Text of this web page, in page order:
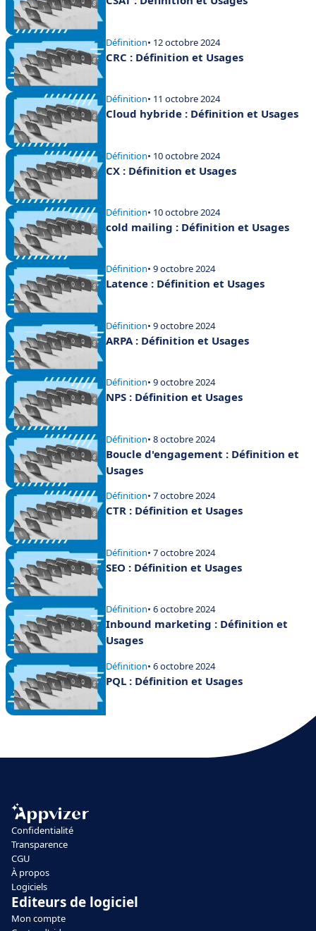
Définition• 12 octobre 2024
CRC : Définition et Usages
Définition• 11 octobre 2024
Cloud hybride : Définition et Usages
Définition• 10 octobre 2024
CX : Définition et Usages
Définition• 10 octobre 2024
cold mailing : Définition et Usages
Définition• 9 octobre 2024
Latence : Définition et Usages
Définition• 9 octobre 2024
ARPA : Définition et Usages
Définition• 9 octobre 2024
NPS : Définition et Usages
Définition• 8 octobre 2024
Boucle d'engagement : Définition et
Usages
Définition• 7 octobre 2024
CTR : Définition et Usages
Définition• 7 octobre 2024
SEO : Définition et Usages
Définition• 6 octobre 2024
Inbound marketing : Définition et
Usages
Définition• 6 octobre 2024
PQL : Définition et Usages
Confidentialité
Transparence
CGU
À propos
Logiciels
Editeurs de logiciel
Mon compte